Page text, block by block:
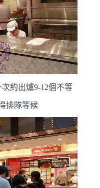
次約出爐9-12個不等
排隊等候